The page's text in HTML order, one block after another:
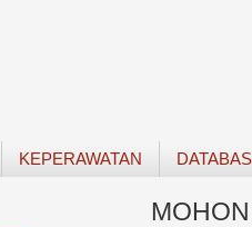
KEPERAWATAN